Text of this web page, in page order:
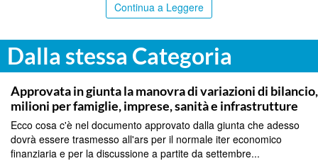
Continua a Leggere
Dalla stessa Categoria
PALERMO
Approvata in giunta la manovra di variazioni di
milioni per famiglie, imprese, sanità e infrastrutture
Ecco cosa c'è nel documento approvato dalla giunta che adesso
dovrà essere trasmesso all'ars per il normale iter economico
finanziaria e per la discussione a partite da settembre...